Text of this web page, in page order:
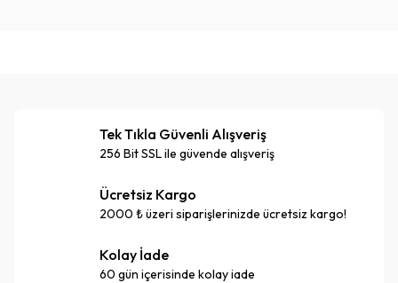
Tek Tıkla Güvenli Alışveriş
256 Bit SSL ile güvende alışveriş
Ücretsiz Kargo
2000 ₺ üzeri siparişlerinizde ücretsiz kargo!
Kolay İade
60 gün içerisinde kolay iade